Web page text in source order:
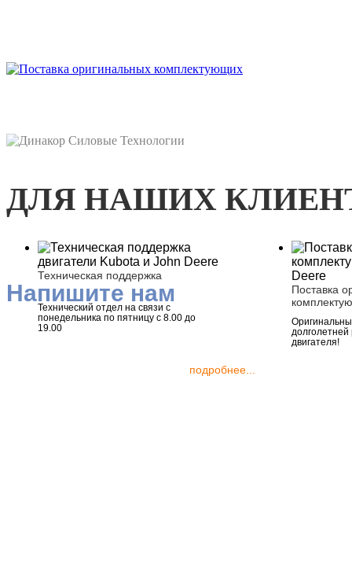
ДЛЯ НАШИХ
Техническая поддержка
Технический отдел на связи с
понедельника по пятницу с 8.00 до
19.00
подробнее...
Поставка
двигателя!
Напишите нам